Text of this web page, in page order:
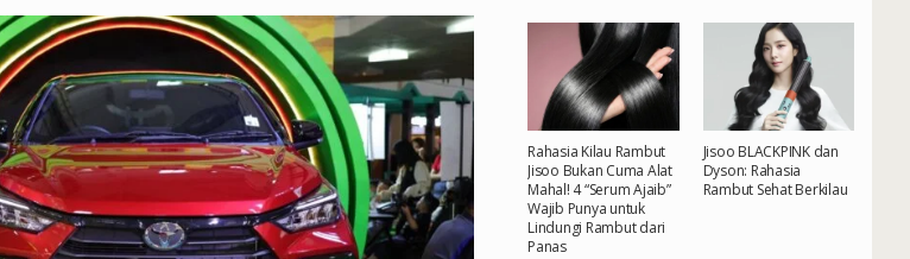
Rahasia Kilau Rambut
Jisoo Bukan Cuma Alat
Mahal! 4 “Serum Ajaib”
Wajib Punya untuk
Lindungi Rambut dari
Panas
Jisoo BLACKPINK dan
Dyson: Rahasia
Rambut Sehat Berkilau